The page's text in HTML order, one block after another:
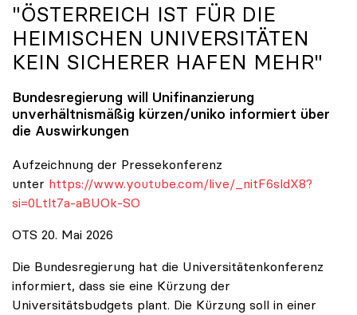
"ÖSTERREICH IST FÜR DIE
HEIMISCHEN UNIVERSITÄTEN
KEIN SICHERER HAFEN MEHR"
Bundesregierung will Unifinanzierung
unverhältnismäßig kürzen/uniko informiert über
die Auswirkungen
Aufzeichnung der Pressekonferenz
unter https://www.youtube.com/live/_nitF6sldX8?
si=0Ltlt7a-aBUOk-SO
OTS 20. Mai 2026
Die Bundesregierung hat die Universitätenkonferenz
informiert, dass sie eine Kürzung der
Universitätsbudgets plant. Die Kürzung soll in einer